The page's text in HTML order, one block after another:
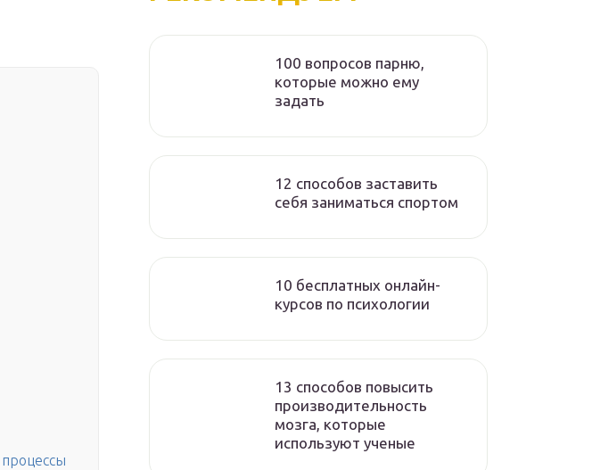
100 вопросов парню,
которые можно ему
задать
12 способов заставить
себя заниматься спортом
10 бесплатных онлайн-
курсов по психологии
13 способов повысить
производительность
мозга, которые
используют ученые